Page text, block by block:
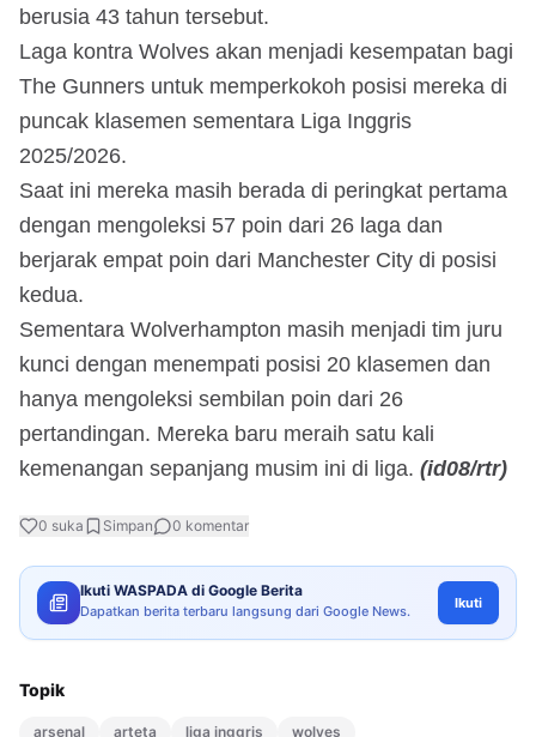
berusia 43 tahun tersebut.
Laga kontra Wolves akan menjadi kesempatan bagi
The Gunners untuk memperkokoh posisi mereka di
puncak klasemen sementara Liga Inggris
2025/2026.
Saat ini mereka masih berada di peringkat pertama
dengan mengoleksi 57 poin dari 26 laga dan
berjarak empat poin dari Manchester City di posisi
kedua.
Sementara Wolverhampton masih menjadi tim juru
kunci dengan menempati posisi 20 klasemen dan
hanya mengoleksi sembilan poin dari 26
pertandingan. Mereka baru meraih satu kali
kemenangan sepanjang musim ini di liga. (id08/rtr)
0 suka Simpan 0 komentar
Ikuti WASPADA di Google Berita
Dapatkan berita terbaru langsung dari Google News. Ikuti
Topik
arsenal arteta liga inggris wolves